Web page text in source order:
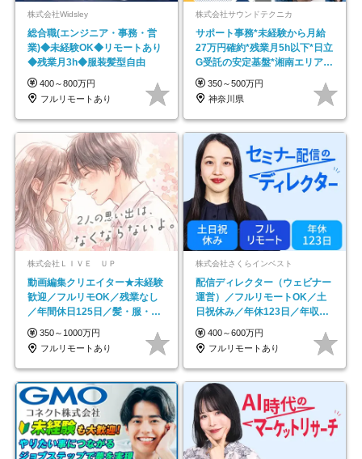
株式会社Widsley
総合職(エンジニア・事務・営
業)◆未経験OK◆リモートあり
◆残業月3h◆服装髪型自由
400～800万円
フルリモートあり
株式会社サウンドテクニカ
サポート事務*未経験から月給
27万円確約*残業月5h以下*日立
G受託の安定基盤*湘南エリア勤
務
350～500万円
神奈川県
株式会社ＬＩＶＥ ＵＰ
動画編集クリエイター★未経験
歓迎／フルリモOK／残業なし
／年間休日125日／髪・服・ネ
イル自由／研修充実で安心
350～1000万円
フルリモートあり
株式会社さくらインベスト
配信ディレクター（ウェビナー
運営）／フルリモートOK／土
日祝休み／年休123日／年収
600万円可
400～600万円
フルリモートあり